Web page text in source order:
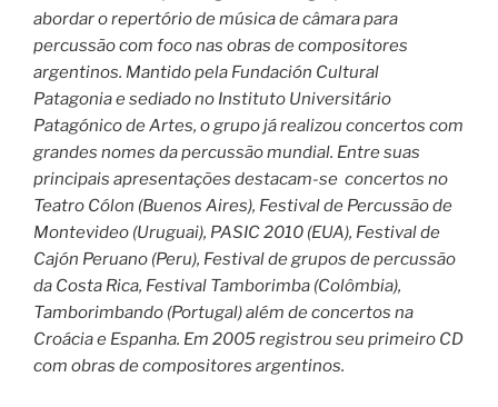
abordar o repertório de música de câmara para
percussão com foco nas obras de compositores
argentinos. Mantido pela Fundación Cultural
Patagonia e sediado no Instituto Universitário
Patagónico de Artes, o grupo já realizou concertos com
grandes nomes da percussão mundial. Entre suas
principais apresentações destacam-se concertos no
Teatro Cólon (Buenos Aires), Festival de Percussão de
Montevideo (Uruguai), PASIC 2010 (EUA), Festival de
Cajón Peruano (Peru), Festival de grupos de percussão
da Costa Rica, Festival Tamborimba (Colômbia),
Tamborimbando (Portugal) além de concertos na
Croácia e Espanha. Em 2005 registrou seu primeiro CD
com obras de compositores argentinos.